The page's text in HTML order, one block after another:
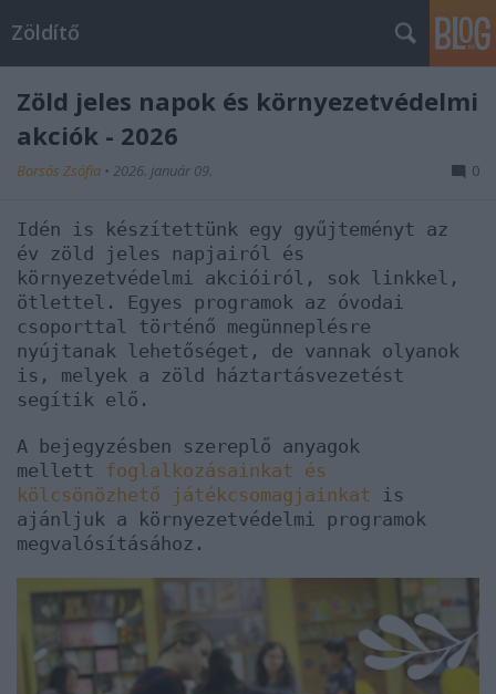
Zöldítő
Zöld jeles napok és környezetvédelmi
akciók - 2026
Borsós Zsófia • 2026. január 09. 0
Idén is készítettünk egy gyűjteményt az
év zöld jeles napjairól és
környezetvédelmi akcióiról, sok linkkel,
ötlettel. Egyes programok az óvodai
csoporttal történő megünneplésre
nyújtanak lehetőséget, de vannak olyanok
is, melyek a zöld háztartásvezetést
segítik elő.
A bejegyzésben szereplő anyagok
mellett foglalkozásainkat és
kölcsönözhető játékcsomagjainkat is
ajánljuk a környezetvédelmi programok
megvalósításához.